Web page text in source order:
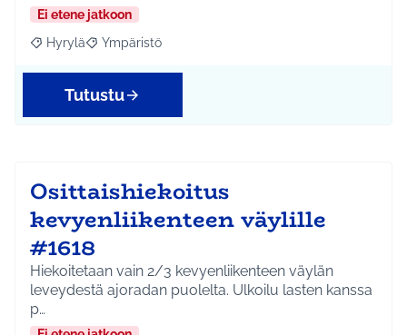
Ei etene jatkoon
Rajaa tulokset aihepiirin mukaan: Hyrylä
Hyrylä Rajaa tulokset teeman mukaan: Ympäristö
Ympäristö
Tutustu
Osittaishiekoitus
kevyenliikenteen väylille
#1618
Hiekoitetaan vain 2/3 kevyenliikenteen väylän
leveydestä ajoradan puolelta. Ulkoilu lasten kanssa
p…